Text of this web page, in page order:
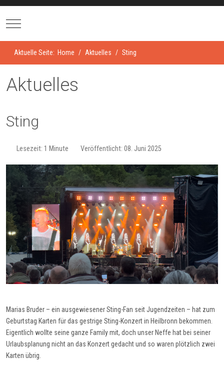
Mobile Menu Toggle
Aktuelle Seite: Home Aktuelles Sting
Aktuelles
Sting
Lesezeit: 1 Minute Veröffentlicht: 08. Juni 2025
Marias Bruder – ein ausgewiesener Sting-Fan seit Jugendzeiten – hat zum
Geburtstag Karten für das gestrige Sting-Konzert in Heilbronn bekommen.
Eigentlich wollte seine ganze Family mit, doch unser Neffe hat bei seiner
Urlaubsplanung nicht an das Konzert gedacht und so waren plötzlich zwei
Karten übrig.